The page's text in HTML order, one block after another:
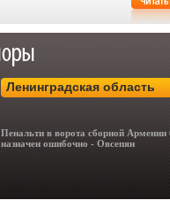
Ленинградская область
Пенальти в ворота сборной
назначен ошибочно - Овсепян